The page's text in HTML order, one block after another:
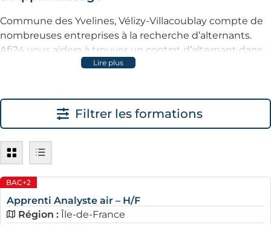
Commune des Yvelines, Vélizy-Villacoublay compte de
nombreuses entreprises à la recherche d’alternants.
Afi24 vous aidera à trouver un contrat d’alternant dans
cette ville. . Notre site vous guide dans votre quête
Lire plus
Filtrer les formations
BAC+2
Apprenti Analyste air – H/F
Région : Île-de-France